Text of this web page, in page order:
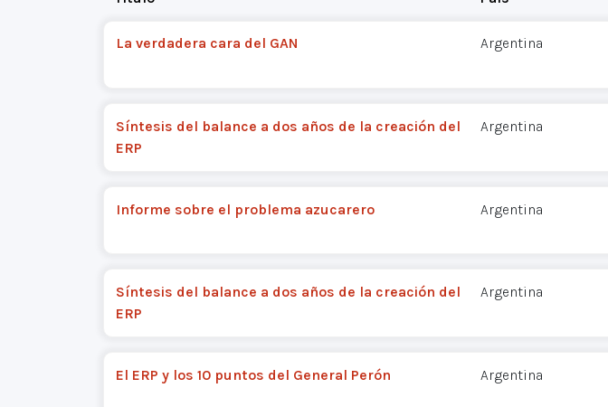
La verdadera cara del GAN Argentina
Síntesis del balance a dos años de la creación del
ERP
Argentina
Informe sobre el problema azucarero Argentina
Síntesis del balance a dos años de la creación del
ERP
Argentina
El ERP y los 10 puntos del General Perón Argentina